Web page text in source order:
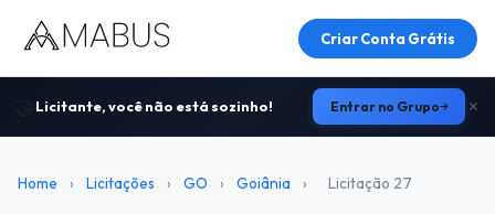
Criar Conta Grátis
Licitante, você não está sozinho! Entrar no Grupo
Home › Licitações › GO › Goiânia › Licitação 27